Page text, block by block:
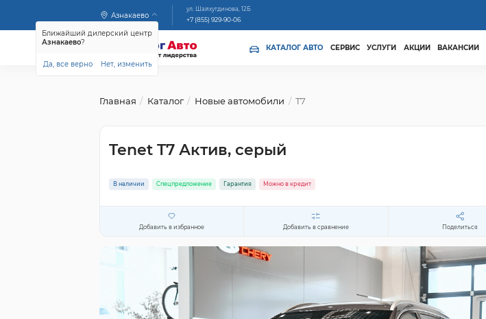
Азнакаево
Ближайший дилерский центр
Азнакаево?
Да, все верно Нет, изменить
ул. Шайхутдинова, 12Б
+7 (855) 929-90-06
КАТАЛОГ АВТО СЕРВИС УСЛУГИ АКЦИИ ВАКАНСИИ
Главная Каталог Новые автомобили T7
Tenet T7 Актив, серый
В наличии Спецпредложение Гарантия Можно в кредит
Добавить в избранное Добавить в сравнение Поделиться